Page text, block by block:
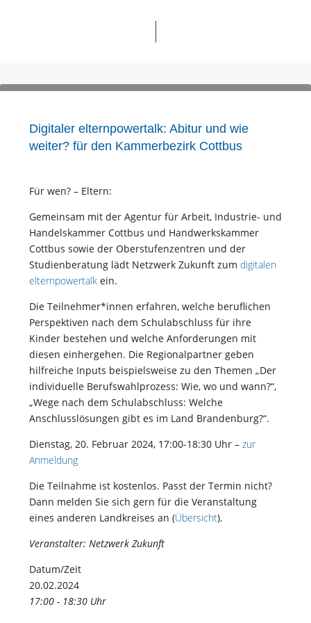
Digitaler elternpowertalk: Abitur und wie
weiter? für den Kammerbezirk Cottbus
Für wen? – Eltern:
Gemeinsam mit der Agentur für Arbeit, Industrie- und
Handelskammer Cottbus und Handwerkskammer
Cottbus sowie der Oberstufenzentren und der
Studienberatung lädt Netzwerk Zukunft zum digitalen
elternpowertalk ein.
Die Teilnehmer*innen erfahren, welche beruflichen
Perspektiven nach dem Schulabschluss für ihre
Kinder bestehen und welche Anforderungen mit
diesen einhergehen. Die Regionalpartner geben
hilfreiche Inputs beispielsweise zu den Themen „Der
individuelle Berufswahlprozess: Wie, wo und wann?“,
„Wege nach dem Schulabschluss: Welche
Anschlusslösungen gibt es im Land Brandenburg?“.
Dienstag, 20. Februar 2024, 17:00-18:30 Uhr – zur
Anmeldung
Die Teilnahme ist kostenlos. Passt der Termin nicht?
Dann melden Sie sich gern für die Veranstaltung
eines anderen Landkreises an (Übersicht).
Veranstalter: Netzwerk Zukunft
Datum/Zeit
20.02.2024
17:00 - 18:30 Uhr